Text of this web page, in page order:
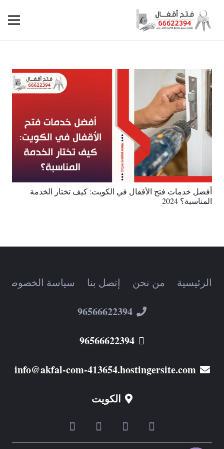
أفضل خدمات فتح الأقفال في الكويت: كيف تختار الخدمة
المناسبة؟ 2024
الرئيسية من نحن إتصل بنا سياسة الخصوصية
96566622394
96566622394
info@akfal-com-413654.hostingersite.com
الكويت